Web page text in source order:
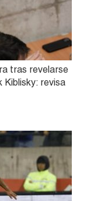
tras revelarse
Kiblisky: revisa